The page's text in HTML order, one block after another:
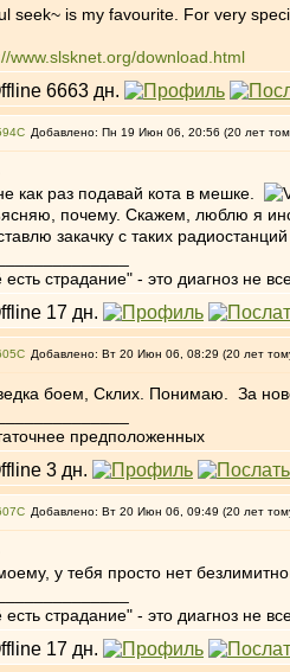
seek~ is my favourite. For very
www.slsknet.org/download.html
Добавлено: Пн 19 Июн 06, 20:56 (20 лет
как раз подавай кота в мешке.
почему. Скажем, люблю я
закачку с таких
есть страдание" - это диагноз не
Добавлено: Вт 20 Июн 06, 08:29 (20 лет
боем, Склих. Понимаю. За
предположенных
Добавлено: Вт 20 Июн 06, 09:49 (20 лет
у тебя просто нет
есть страдание" - это диагноз не